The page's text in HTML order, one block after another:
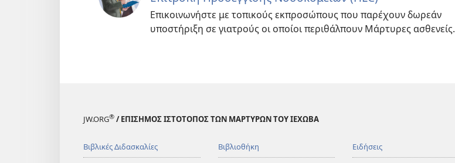
Επικοινωνήστε με τοπικούς εκπροσώπους που παρέχουν δωρεάν
υποστήριξη σε γιατρούς οι οποίοι περιθάλπουν Μάρτυρες ασθενείς.
JW.ORG® / ΕΠΙΣΗΜΟΣ ΙΣΤΟΤΟΠΟΣ ΤΩΝ ΜΑΡΤΥΡΩΝ ΤΟΥ ΙΕΧΩΒΑ
Βιβλικές Διδασκαλίες Βιβλιοθήκη Ειδήσεις